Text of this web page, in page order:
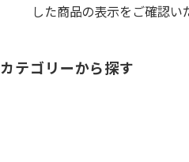
した商品の表示をご確認い
カテゴリーから探す